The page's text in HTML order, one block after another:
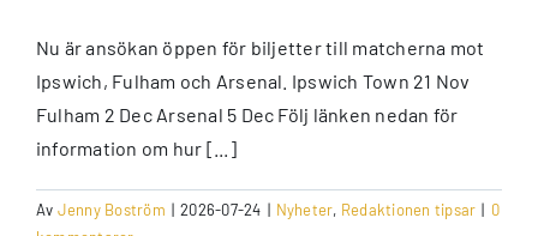
Nu är ansökan öppen för biljetter till matcherna mot
Ipswich, Fulham och Arsenal. Ipswich Town 21 Nov
Fulham 2 Dec Arsenal 5 Dec Följ länken nedan för
information om hur [...]
Av Jenny Boström | 2026-07-24 | Nyheter, Redaktionen tipsar | 0